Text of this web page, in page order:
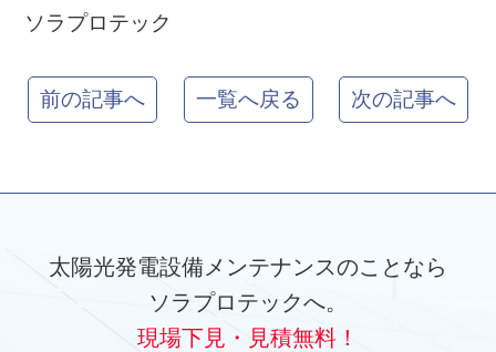
ソラプロテック
前の記事へ 一覧へ戻る 次の記事へ
太陽光発電設備メンテナンスのことなら
ソラプロテックへ。
現場下見・見積無料！